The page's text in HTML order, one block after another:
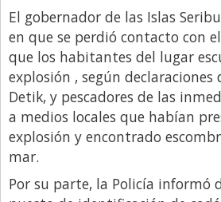
Real Estate y Propiedades
Responsabilidad Social
Salidas
Santa Fe
Show Business
Sociedad
Tecnología
El gobernador de las Islas
en que se perdió contacto con
que los habitantes del lugar
explosión , según
Detik, y pescadores de las
a medios locales que habían
explosión y encontrado
mar.
Por su parte, la Policía informó